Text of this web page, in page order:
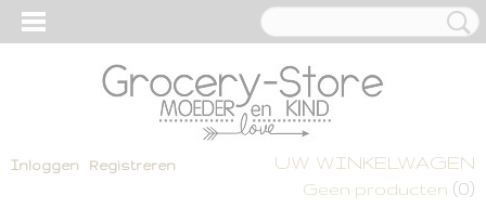
Inloggen Registreren UW WINKELWAGEN
Geen producten (0)